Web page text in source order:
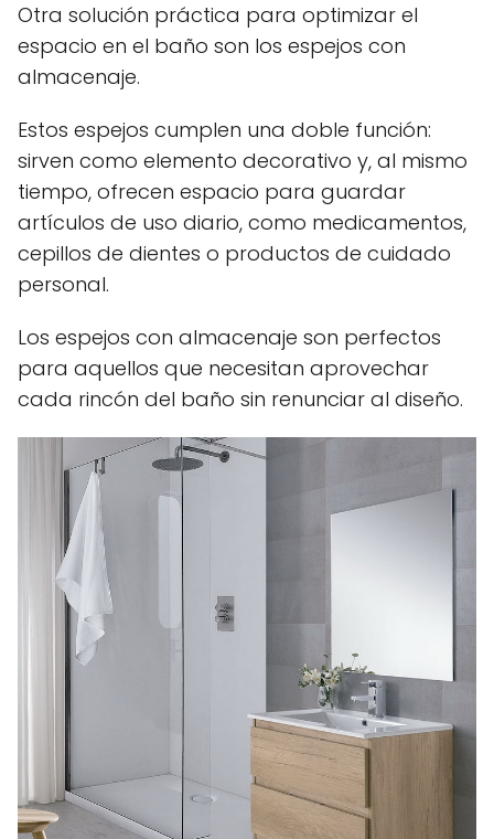
Otra solución práctica para optimizar el
espacio en el baño son los espejos con
almacenaje.
Estos espejos cumplen una doble función:
sirven como elemento decorativo y, al mismo
tiempo, ofrecen espacio para guardar
artículos de uso diario, como medicamentos,
cepillos de dientes o productos de cuidado
personal.
Los espejos con almacenaje son perfectos
para aquellos que necesitan aprovechar
cada rincón del baño sin renunciar al diseño.